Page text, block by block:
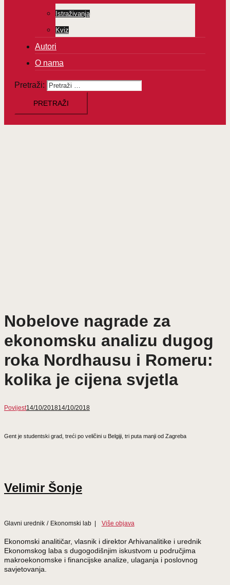
Istraživanja
Kviz
Autori
O nama
Pretraži:
Nobelove nagrade za
ekonomsku analizu dugog
roka Nordhausu i Romeru:
kolika je cijena svjetla
Povijest14/10/201814/10/2018
Gent je studentski grad, treći po veličini u Belgiji, tri puta manji od Zagreba
Velimir Šonje
Glavni urednik / Ekonomski lab | Više objava
Ekonomski analitičar, vlasnik i direktor Arhivanalitike i urednik
Ekonomskog laba s dugogodišnjim iskustvom u područjima
makroekonomske i financijske analize, ulaganja i poslovnog
savjetovanja.